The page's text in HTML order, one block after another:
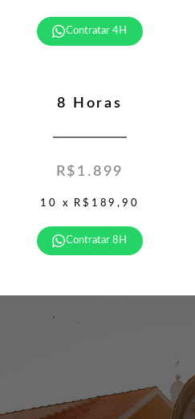
Contratar 4H
8 Horas
R$1.899
10 x R$189,90
Contratar 8H